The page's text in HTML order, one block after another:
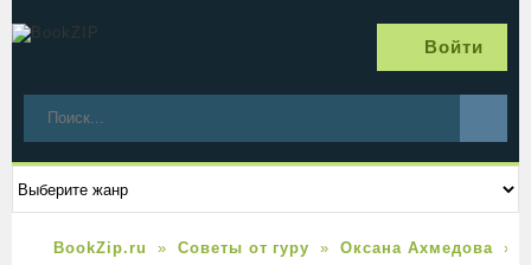
Войти
BookZip.ru Советы от гуру Оксана Ахмедова